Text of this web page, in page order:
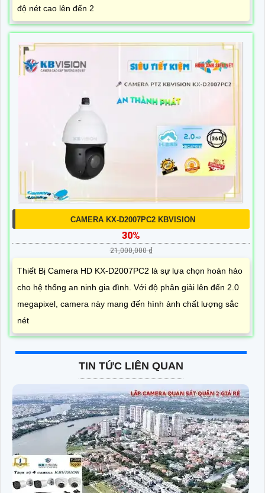
độ nét cao lên đến 2
CAMERA KX-D2007PC2 KBVISION
30%
21,000,000 ₫
Thiết Bị Camera HD KX-D2007PC2 là sự lựa chọn hoàn hảo
cho hệ thống an ninh gia đình. Với độ phân giải lên đến 2.0
megapixel, camera này mang đến hình ảnh chất lượng sắc
nét
TIN TỨC LIÊN QUAN